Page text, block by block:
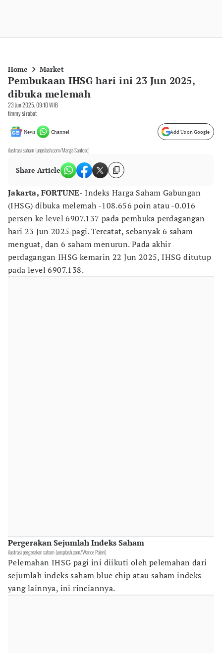
Home Market
Pembukaan IHSG hari ini 23 Jun 2025,
dibuka melemah
23 Jun 2025, 09:10 WIB
timmy si robot
News Channel Add Us on Google
ilustrasi saham (unpslash.com/Marga Santoso)
Share Article
Jakarta, FORTUNE- Indeks Harga Saham Gabungan
(IHSG) dibuka melemah -108.656 poin atau -0.016
persen ke level 6907.137 pada pembuka perdagangan
hari 23 Jun 2025 pagi. Tercatat, sebanyak 6 saham
menguat, dan 6 saham menurun. Pada akhir
perdagangan IHSG kemarin 22 Jun 2025, IHSG ditutup
pada level 6907.138.
Pergerakan Sejumlah Indeks Saham
ilustrasi pergerakan saham (unsplash.com/Wance Paleri)
Pelemahan IHSG pagi ini diikuti oleh pelemahan dari
sejumlah indeks saham blue chip atau saham indeks
yang lainnya, ini rinciannya.